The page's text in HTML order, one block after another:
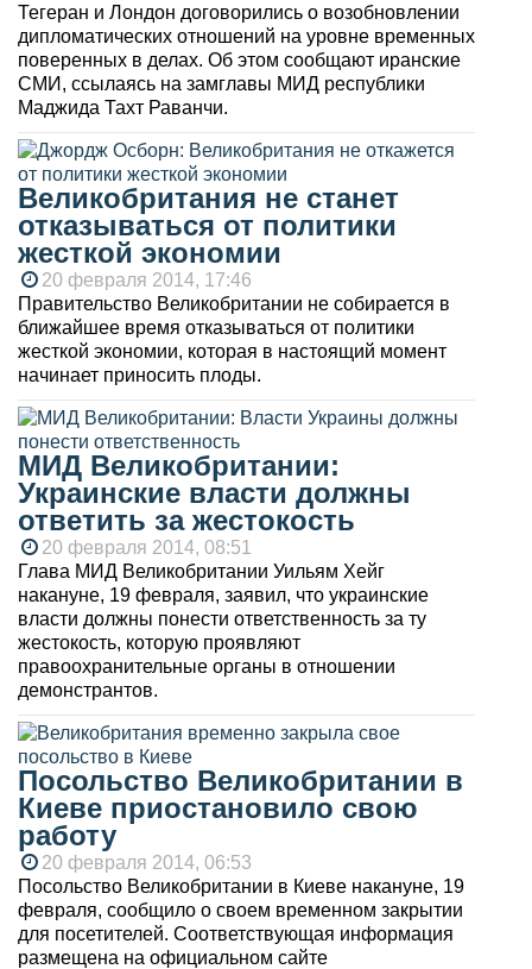
Тегеран и Лондон договорились о возобновлении
дипломатических отношений на уровне временных
поверенных в делах. Об этом сообщают иранские
СМИ, ссылаясь на замглавы МИД республики
Маджида Тахт Раванчи.
Великобритания не станет
отказываться от политики
жесткой экономии
20 февраля 2014, 17:46
Правительство Великобритании не собирается в
ближайшее время отказываться от политики
жесткой экономии, которая в настоящий момент
начинает приносить плоды.
МИД Великобритании:
Украинские власти должны
ответить за жестокость
20 февраля 2014, 08:51
Глава МИД Великобритании Уильям Хейг
накануне, 19 февраля, заявил, что украинские
власти должны понести ответственность за ту
жестокость, которую проявляют
правоохранительные органы в отношении
демонстрантов.
Посольство Великобритании в
Киеве приостановило свою
работу
20 февраля 2014, 06:53
Посольство Великобритании в Киеве накануне, 19
февраля, сообщило о своем временном закрытии
для посетителей. Соответствующая информация
размещена на официальном сайте